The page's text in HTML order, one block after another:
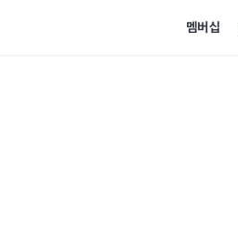
멤버십